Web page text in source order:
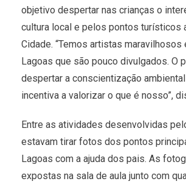
objetivo despertar nas crianças o
cultura local e pelos pontos turísticos
Cidade. “Temos artistas maravilhosos
Lagoas que são pouco divulgados. O
despertar a conscientização
incentiva a valorizar o que é nosso”,
Entre as atividades desenvolvidas
estavam tirar fotos dos pontos
Lagoas com a ajuda dos pais. As
expostas na sala de aula junto com